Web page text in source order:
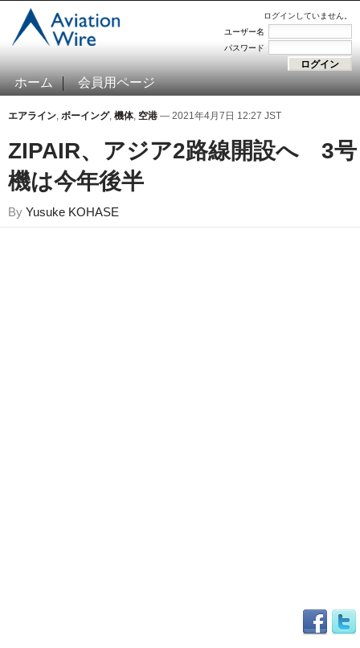
ログインしていません。
ユーザー名
パスワード
ホーム 会員用ページ
エアライン, ボーイング, 機体, 空港 — 2021年4月7日 12:27 JST
ZIPAIR、アジア2路線開設へ 3号
機は今年後半
By Yusuke KOHASE